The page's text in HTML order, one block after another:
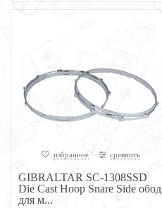
избранное сравнить
GIBRALTAR SC-1308SSD
Die Cast Hoop Snare Side обод
для м...